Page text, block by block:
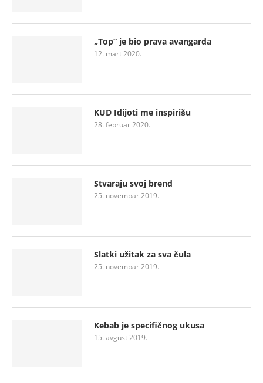
„Top“ je bio prava avangarda
12. mart 2020.
KUD Idijoti me inspirišu
28. februar 2020.
Stvaraju svoj brend
25. novembar 2019.
Slatki užitak za sva čula
25. novembar 2019.
Kebab je specifičnog ukusa
15. avgust 2019.